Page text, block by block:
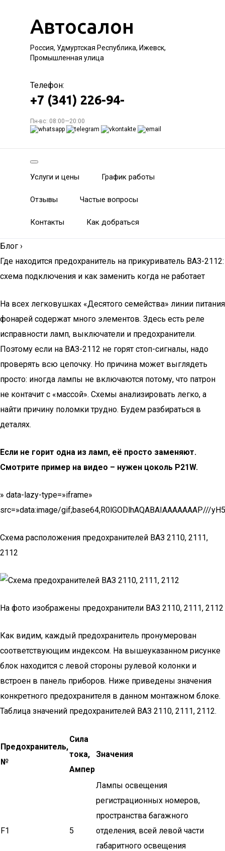
Автосалон
Россия, Удмуртская Республика, Ижевск,
Промышленная улица
Телефон:
+7 (341) 226-94-
Пн-вс: 08:00—20:00
Услуги и цены График работы
Отзывы Частые вопросы
Контакты Как добраться
Блог ›
Где находится предохранитель на прикуриватель ВАЗ-2112:
схема подключения и как заменить когда не работает
На всех легковушках «Десятого семейства» линии питания
фонарей содержат много элементов. Здесь есть реле
исправности ламп, выключатели и предохранители.
Поэтому если на ВАЗ-2112 не горят стоп-сигналы, надо
проверять всю цепочку. Но причина может выглядеть
просто: иногда лампы не включаются потому, что патрон
не контачит с «массой». Схемы анализировать легко, а
найти причину поломки трудно. Будем разбираться в
деталях.
Если не горит одна из ламп, её просто заменяют.
Смотрите пример на видео – нужен цоколь P21W.
» data-lazy-type=»iframe»
src=»data:image/gif;base64,R0lGODlhAQABAIAAAAAAAP///
Схема расположения предохранителей ВАЗ 2110, 2111,
2112
На фото изображены предохранители ВАЗ 2110, 2111, 2112
Как видим, каждый предохранитель пронумерован
соответствующим индексом. На вышеуказанном рисунке
блок находится с левой стороны рулевой колонки и
встроен в панель приборов. Ниже приведены значения
конкретного предохранителя в данном монтажном блоке.
Таблица значений предохранителей ВАЗ 2110, 2111, 2112.
Предохранитель,
№
Сила
тока,
Ампер
Значения
F1 5
Лампы освещения
регистрационных номеров,
пространства багажного
отделения, всей левой части
габаритного освещения